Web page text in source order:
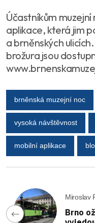
Účastníkům muzejní
aplikace, která jim
a brněnských
brožura jsou
brněnská muzejní noc
vysoká návštěvnost
mobilní aplikace
Miroslav
Brno